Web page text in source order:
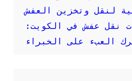
ا
ت
ل
نقل عفش في الكويت:
العبء على الخبراء